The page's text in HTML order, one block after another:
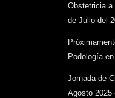
Obstetricia a
de Julio del
Podología
Jornada de
Agosto 2025